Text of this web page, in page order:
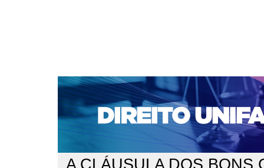
CAPA SOBRE ACESSO CADASTRO
NOTÍCIAS
EDIÇÕES DE Nº 1 A 100 WEBMAIL
Capa>n. 286 (2024) > Dumet
A CLÁUSULA DOS BONS